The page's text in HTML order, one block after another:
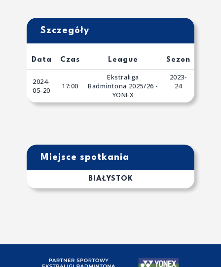
Szczegóły
Data Czas League Sezon
2024-
05-20
17:00
Ekstraliga
Badmintona 2025/26 -
YONEX
2023-
24
Miejsce spotkania
BIAŁYSTOK